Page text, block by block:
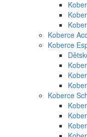
Koberce
Koberce
Koberce